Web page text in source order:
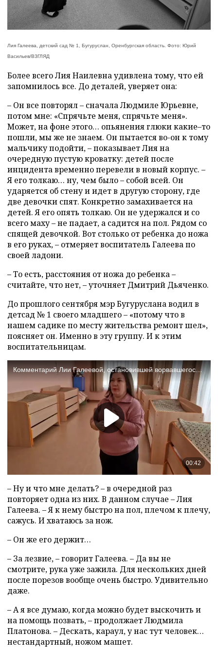
Лия Галеева, детский сад № 1, Бугуруслан, Оренбургская область. Фото: Юрий
Васильев/ВЗГЛЯД
Более всего Лия Наилевна удивлена тому, что ей
запомнилось все. До деталей, уверяет она:
– Он все повторял – сначала Людмиле Юрьевне,
потом мне: «Спрячьте меня, спрячьте меня».
Может, на фоне этого… опьянения глюки какие–то
пошли, мы же не знаем. Он пытается во-он к тому
мальчику подойти, – показывает Лия на
очередную пустую кроватку: детей после
инцидента временно перевели в новый корпус. –
Я его толкаю… ну, чем было – собой всей. Он
ударяется об стену и идет в другую сторону, где
две девочки спят. Конкретно замахивается на
детей. Я его опять толкаю. Он не удержался и со
всего маху – не падает, а садится на пол. Рядом со
спящей девочкой. Вот столько от ребенка до ножа
в его руках, – отмеряет воспитатель Галеева по
своей ладони.
– То есть, расстояния от ножа до ребенка –
считайте, что нет, – уточняет Дмитрий Дьяченко.
До прошлого сентября мэр Бугуруслана водил в
детсад № 1 своего младшего – «потому что в
нашем садике по месту жительства ремонт шел»,
поясняет он. Именно в эту группу. И к этим
воспитательницам.
– Ну и что мне делать? – в очередной раз
повторяет одна из них. В данном случае – Лия
Галеева. – Я к нему быстро на пол, плечом к плечу,
сажусь. И хватаюсь за нож.
– Он же его держит…
– За лезвие, – говорит Галеева. – Да вы не
смотрите, рука уже зажила. Для нескольких дней
после порезов вообще очень быстро. Удивительно
даже.
– А я все думаю, когда можно будет выскочить и
на помощь позвать, – продолжает Людмила
Платонова. – Дескать, караул, у нас тут человек…
нестандартный, ножом машет.